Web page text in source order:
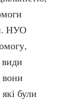
НУО
були